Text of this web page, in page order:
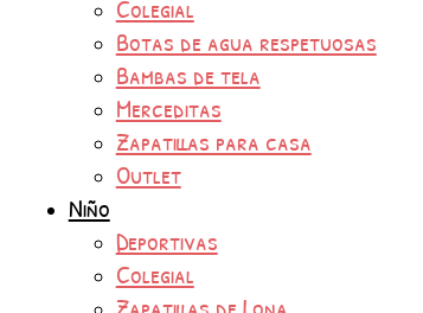
Colegial
Botas de agua respetuosas
Bambas de tela
Merceditas
Zapatillas para casa
Outlet
Niño
Deportivas
Colegial